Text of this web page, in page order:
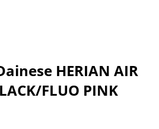
HERIAN AIR
FLUO PINK